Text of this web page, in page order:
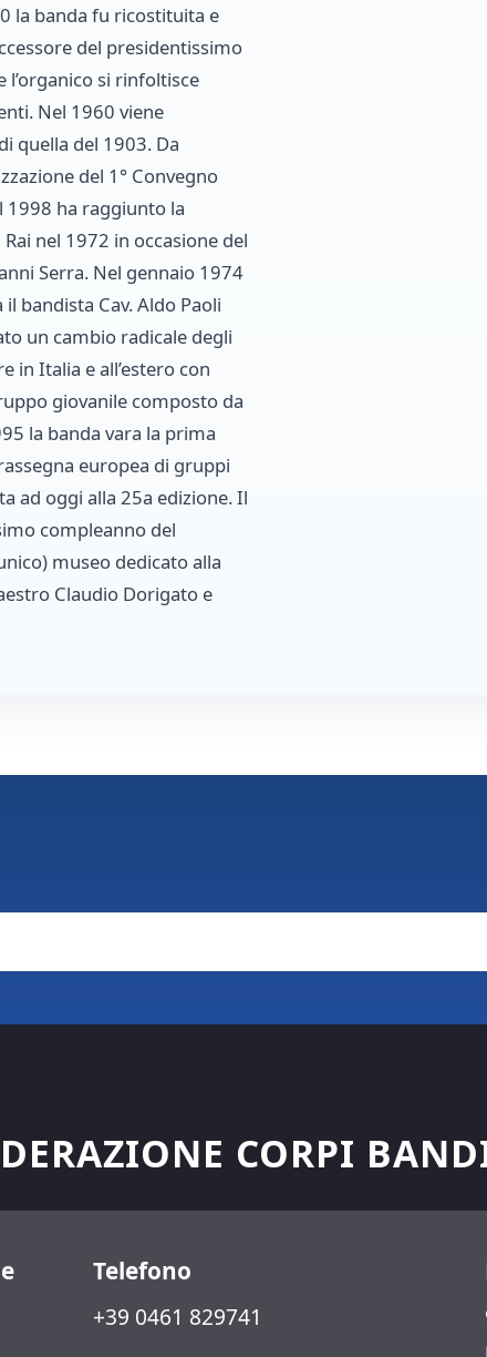
la banda fu ricostituita e
del presidentissimo
l’organico si rinfoltisce
Nel 1960 viene
quella del 1903. Da
del 1° Convegno
1998 ha raggiunto la
nel 1972 in occasione del
Serra. Nel gennaio 1974
bandista Cav. Aldo Paoli
un cambio radicale degli
in Italia e all’estero con
giovanile composto da
la banda vara la prima
europea di gruppi
ad oggi alla 25a edizione. Il
compleanno del
museo dedicato alla
Claudio Dorigato e
CORPI
Telefono
+39 0461 829741